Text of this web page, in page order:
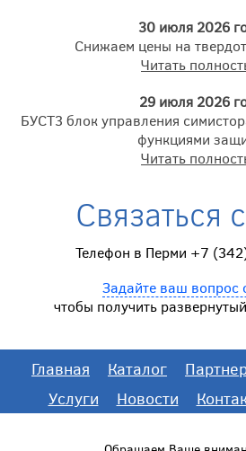
30 июля 2026
Снижаем цены на
Читать
29 июля 2026
БУСТ3 блок управления
функциями
Читать
Связаться
Телефон в Перми +7
Задайте ваш вопрос
чтобы получить
Главная Каталог
Услуги
Новости